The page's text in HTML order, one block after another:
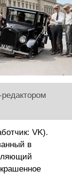
VK).
в